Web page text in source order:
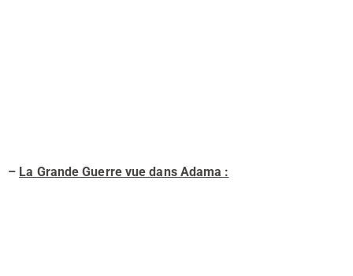
– La Grande Guerre vue dans Adama :